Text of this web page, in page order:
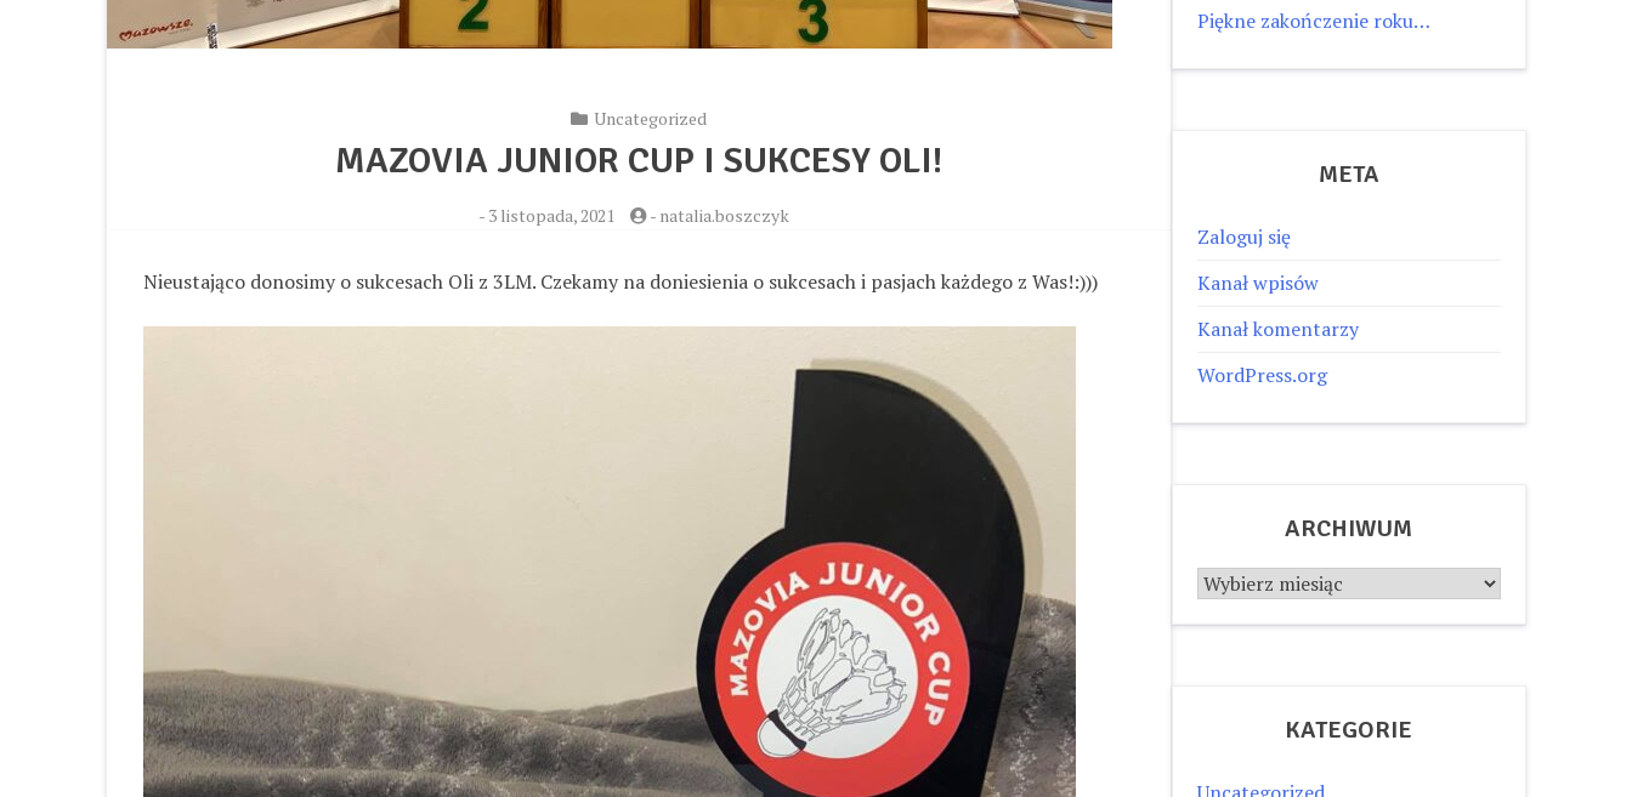
Uncategorized
MAZOVIA JUNIOR CUP I SUKCESY OLI!
- 3 listopada, 2021 - natalia.boszczyk
Nieustająco donosimy o sukcesach Oli z 3LM. Czekamy na doniesienia o sukcesach i pasjach każdego z Was!:)))
Piękne zakończenie roku…
META
Zaloguj się
Kanał wpisów
Kanał komentarzy
WordPress.org
ARCHIWUM
Archiwum
KATEGORIE